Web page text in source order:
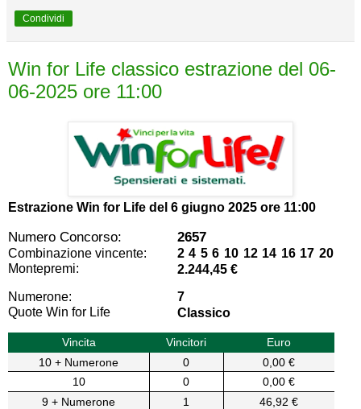
Condividi
Win for Life classico estrazione del 06-
06-2025 ore 11:00
Estrazione Win for Life del 6 giugno 2025 ore 11:00
Numero Concorso: 2657
Combinazione vincente:
2 4 5 6 10 12 14 16 17 20
Montepremi:
2.244,45 €
Numerone:
7
Quote Win for Life
Classico
Vincita Vincitori
Euro
10 + Numerone
0
0,00 €
10
0
0,00 €
9 + Numerone
1
46,92 €